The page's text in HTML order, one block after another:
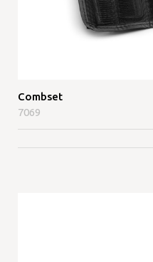
Combset
7069